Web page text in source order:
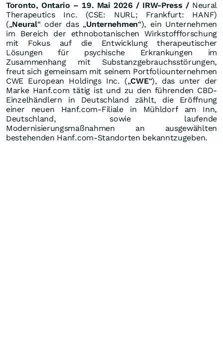
Toronto, Ontario – 19. Mai 2026 / IRW-Press / Neural
Therapeutics Inc. (CSE: NURL; Frankfurt: HANF)
(„Neural“ oder das „Unternehmen“), ein Unternehmen
im Bereich der ethnobotanischen Wirkstoffforschung
mit Fokus auf die Entwicklung therapeutischer
Lösungen für psychische Erkrankungen im
Zusammenhang mit Substanzgebrauchsstörungen,
freut sich gemeinsam mit seinem Portfoliounternehmen
CWE European Holdings Inc. („CWE“), das unter der
Marke Hanf.com tätig ist und zu den führenden CBD-
Einzelhändlern in Deutschland zählt, die Eröffnung
einer neuen Hanf.com-Filiale in Mühldorf am Inn,
Deutschland, sowie laufende
Modernisierungsmaßnahmen an ausgewählten
bestehenden Hanf.com-Standorten bekanntzugeben.